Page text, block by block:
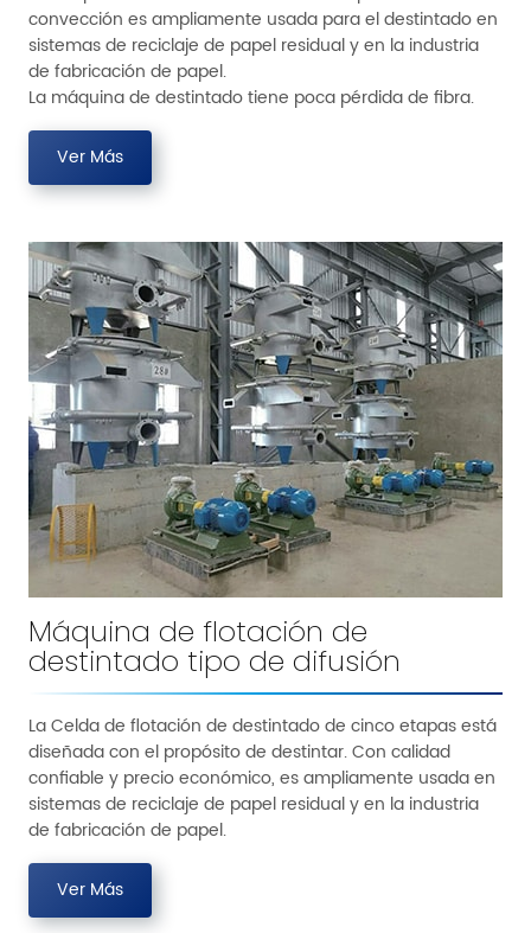
convección es ampliamente usada para el destintado en
sistemas de reciclaje de papel residual y en la industria
de fabricación de papel.
La máquina de destintado tiene poca pérdida de fibra.
Ver Más
Máquina de flotación de
destintado tipo de difusión
La Celda de flotación de destintado de cinco etapas está
diseñada con el propósito de destintar. Con calidad
confiable y precio económico, es ampliamente usada en
sistemas de reciclaje de papel residual y en la industria
de fabricación de papel.
Ver Más